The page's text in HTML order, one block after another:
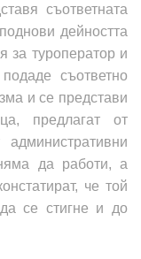
съответната
дейността
за туроператор и
съответно
и се представи
предлагат от
да работи, а
че той
се стигне и до